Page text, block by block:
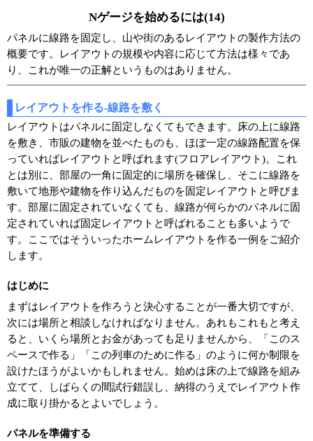
Nゲージを始めるには(14)
パネルに線路を固定し、山や街のあるレイアウトの製作方法の
概要です。レイアウトの規模や内容に応じて方法は様々であ
り、これが唯一の正解というものはありません。
レイアウトを作る-線路を敷く
レイアウトはパネルに固定しなくてもできます。床の上に線路
を敷き、市販の建物を並べたものも、ほぼ一定の線路配置を保
っていればレイアウトと呼ばれます(フロアレイアウト)。これ
とは別に、部屋の一角に固定的に場所を確保し、そこに線路を
敷いて地形や建物を作り込んだものを固定レイアウトと呼びま
す。部屋に固定されていなくても、線路が何らかのパネルに固
定されていれば固定レイアウトと呼ばれることも多いようで
す。ここではそういったホームレイアウトを作る一例をご紹介
します。
はじめに
まずはレイアウトを作ろうと決心することが一番大切ですが、
次には場所と相談しなければなりません。あれもこれもと考え
ると、いくら場所とお金があっても足りませんから、「このス
ペースで作る」「この列車のために作る」のように何か制限を
設けたほうがよいかもしれません。始めは床の上で線路を組み
立てて、しばらくの間試行錯誤し、納得のうえでレイアウト作
成に取り掛かるとよいでしょう。
パネルを準備する